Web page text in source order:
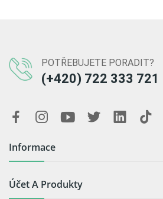
POTŘEBUJETE PORADIT?
(+420) 722 333 721
Informace
Účet A Produkty